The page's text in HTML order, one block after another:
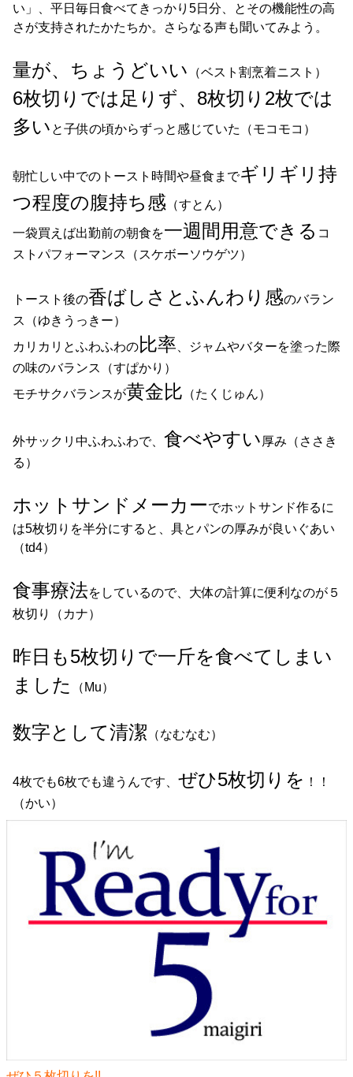
い」、平日毎日食べてきっかり5日分、とその機能性の高
さが支持されたかたちか。さらなる声も聞いてみよう。
量が、ちょうどいい （ベスト割烹着ニスト）
6枚切りでは足りず、8枚切り2枚では
多い と子供の頃からずっと感じていた（モコモコ）
朝忙しい中でのトースト時間や昼食までギリギリ持
つ程度の腹持ち感 （すとん）
一袋買えば出勤前の朝食を一週間用意できる コ
ストパフォーマンス（スケボーソウゲツ）
トースト後の香ばしさとふんわり感のバラン
ス（ゆきうっきー）
カリカリとふわふわの 比率 、ジャムやバターを塗った際
の味のバランス（すぱかり）
モチサクバランスが黄金比 （たくじゅん）
外サックリ中ふわふわで、 食べやすい 厚み（ささき
る）
ホットサンドメーカーでホットサンド作るに
は5枚切りを半分にすると、具とパンの厚みが良いぐあい
（td4）
食事療法をしているので、大体の計算に便利なのが５
枚切り（カナ）
昨日も5枚切りで一斤を食べてしまい
ました
（Mu）
数字として清潔 （なむなむ）
4枚でも6枚でも違うんです、 ぜひ5枚切りを ！！
（かい）